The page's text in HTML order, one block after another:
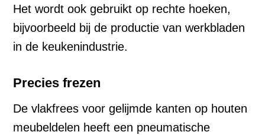
Het wordt ook gebruikt op rechte hoeken,
bijvoorbeeld bij de productie van werkbladen
in de keukenindustrie.
Precies frezen
De vlakfrees voor gelijmde kanten op houten
meubeldelen heeft een pneumatische